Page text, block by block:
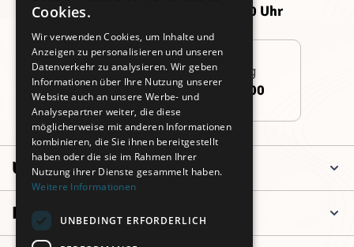
Donnerstag:
09:00 - 16:00 Uhr
09:00 - 14:00 Uhr
Persönliche Beratung
+49 (0)911 3260 6700
Unternehmen
Informationen
Cookies.
Wir verwenden Cookies, um Inhalte und
Anzeigen zu personalisieren und unseren
Datenverkehr zu analysieren. Wir geben
Informationen über Ihre Nutzung unserer
Website auch an unsere Werbe- und
Analysepartner weiter, die diese
möglicherweise mit anderen Informationen
kombinieren, die Sie ihnen bereitgestellt
haben oder die sie im Rahmen Ihrer
Nutzung ihrer Dienste gesammelt haben.
Weitere Informationen
UNBEDINGT ERFORDERLICH